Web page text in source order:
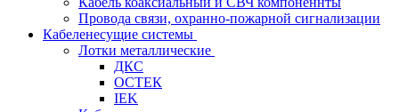
Провода связи, охранно-пожарной сигнализации
Кабеленесущие системы
Лотки металлические
ДКС
ОСТЕК
IEK